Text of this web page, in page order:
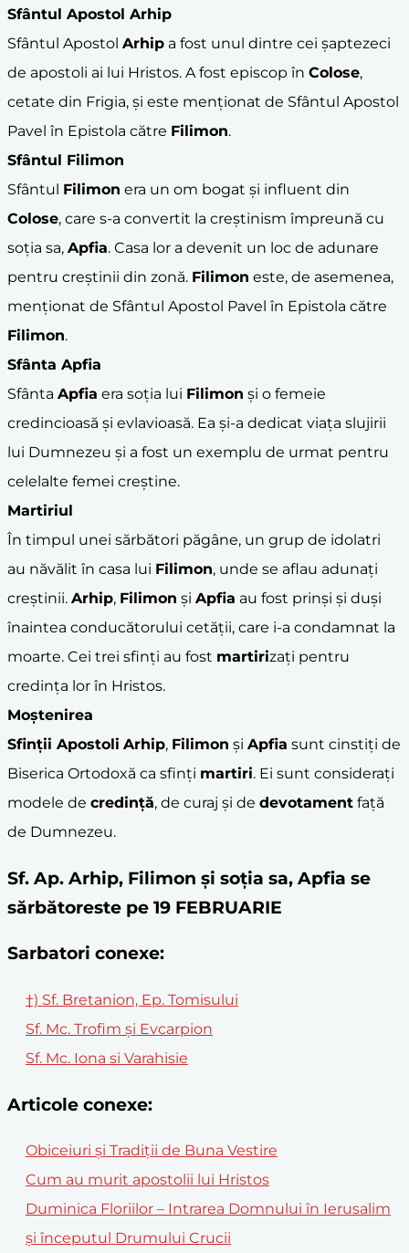
Sfântul Apostol Arhip
Sfântul Apostol Arhip a fost unul dintre cei șaptezeci
de apostoli ai lui Hristos. A fost episcop în Colose,
cetate din Frigia, și este menționat de Sfântul Apostol
Pavel în Epistola către Filimon.
Sfântul Filimon
Sfântul Filimon era un om bogat și influent din
Colose, care s-a convertit la creștinism împreună cu
soția sa, Apfia. Casa lor a devenit un loc de adunare
pentru creștinii din zonă. Filimon este, de asemenea,
menționat de Sfântul Apostol Pavel în Epistola către
Filimon.
Sfânta Apfia
Sfânta Apfia era soția lui Filimon și o femeie
credincioasă și evlavioasă. Ea și-a dedicat viața slujirii
lui Dumnezeu și a fost un exemplu de urmat pentru
celelalte femei creștine.
Martiriul
În timpul unei sărbători păgâne, un grup de idolatri
au năvălit în casa lui Filimon, unde se aflau adunați
creștinii. Arhip, Filimon și Apfia au fost prinși și duși
înaintea conducătorului cetății, care i-a condamnat la
moarte. Cei trei sfinți au fost martirizați pentru
credința lor în Hristos.
Moștenirea
Sfinții Apostoli Arhip, Filimon și Apfia sunt cinstiți de
Biserica Ortodoxă ca sfinți martiri. Ei sunt considerați
modele de credință, de curaj și de devotament față
de Dumnezeu.
Sf. Ap. Arhip, Filimon și soția sa, Apfia se
sărbătoreste pe 19 FEBRUARIE
Sarbatori conexe:
†) Sf. Bretanion, Ep. Tomisului
Sf. Mc. Trofim şi Evcarpion
Sf. Mc. Iona si Varahisie
Articole conexe:
Obiceiuri și Tradiții de Buna Vestire
Cum au murit apostolii lui Hristos
Duminica Floriilor – Intrarea Domnului în Ierusalim
și începutul Drumului Crucii